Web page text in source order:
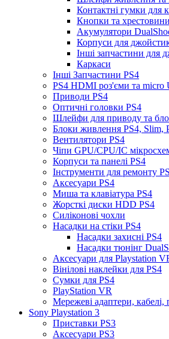
Контактні гумки для
Кнопки та хрестовини
Акумулятори
Корпуси для
Інші запчастини для
Каркаси
Інші Запчастини PS4
PS4 HDMI роз'єми та micro
Приводи PS4
Оптичні головки PS4
Шлейфи для приводу та
Блоки живлення PS4, Slim,
Вентилятори PS4
Чіпи GPU/CPU/IC
Корпуси та панелі PS4
Інструменти для ремонту
Аксесуари PS4
Миша та клавіатура PS4
Жорсткі диски HDD PS4
Силіконові чохли
Насадки на стіки PS4
Насадки захисні PS4
Насадки тюнінг
Аксесуари для Playstation
Вінілові наклейки для PS4
Сумки для PS4
PlayStation VR
Мережеві адаптери, кабелі,
Sony Playstation 3
Приставки PS3
Аксесуари PS3